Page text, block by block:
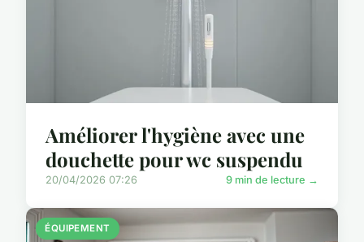
Améliorer l'hygiène avec une
douchette pour wc suspendu
20/04/2026 07:26 9 min de lecture →
ÉQUIPEMENT